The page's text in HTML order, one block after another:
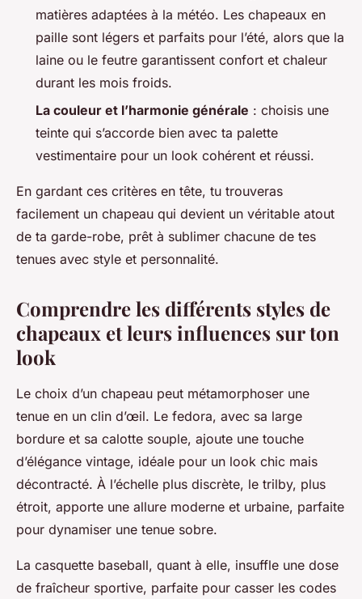
matières adaptées à la météo. Les chapeaux en
paille sont légers et parfaits pour l’été, alors que la
laine ou le feutre garantissent confort et chaleur
durant les mois froids.
La couleur et l’harmonie générale : choisis une
teinte qui s’accorde bien avec ta palette
vestimentaire pour un look cohérent et réussi.
En gardant ces critères en tête, tu trouveras
facilement un chapeau qui devient un véritable atout
de ta garde-robe, prêt à sublimer chacune de tes
tenues avec style et personnalité.
Comprendre les différents styles de
chapeaux et leurs influences sur ton
look
Le choix d’un chapeau peut métamorphoser une
tenue en un clin d’œil. Le fedora, avec sa large
bordure et sa calotte souple, ajoute une touche
d’élégance vintage, idéale pour un look chic mais
décontracté. À l’échelle plus discrète, le trilby, plus
étroit, apporte une allure moderne et urbaine, parfaite
pour dynamiser une tenue sobre.
La casquette baseball, quant à elle, insuffle une dose
de fraîcheur sportive, parfaite pour casser les codes